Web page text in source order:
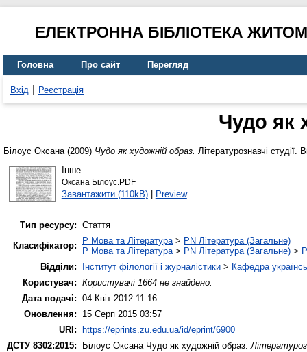
ЕЛЕКТРОННА БІБЛІОТЕКА
Головна Про сайт Перегляд
Вхід Реєстрація
Чудо як
Білоус Оксана(2009) Чудо як художній образ. Літературознавчі
Інше
Оксана Білоус.PDF
Завантажити (110kB)| Preview
Тип ресурсу: Стаття
Класифікатор:
P Мова та Література> PN Література (Загальне)
P Мова та Література> PN Література (Загальне) >
Відділи:
Інститут філології і журналістики > Кафедра
Користувач: Користувачі 1664 не знайдено.
Дата подачі: 04 Квіт 2012 11:16
Оновлення:
15 Серп 2015 03:57
URI:
https://eprints.zu.edu.ua/id/eprint/6900
ДСТУ 8302:2015:
Білоус ОксанаЧудо як художній образ.